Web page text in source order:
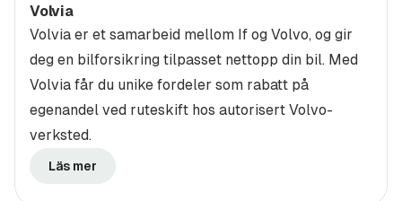
og hyggelig bilprat.
Kontakt våre selgere Arild Abrahamsen eller Lasse
Bolsøy også utenom åpningstider
Tlf: 469 88 710
Vår salgsavdeling er åpen:
Volvia
Volvia er et samarbeid mellom If og Volvo, og gir
deg en bilforsikring tilpasset nettopp din bil. Med
Volvia får du unike fordeler som rabatt på
egenandel ved ruteskift hos autorisert Volvo-
verksted.
Läs mer